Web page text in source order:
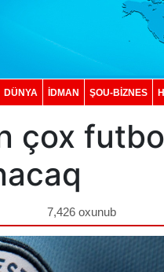
DÜNYA İDMAN ŞOU-BİZNES
çox
7,426 oxunub